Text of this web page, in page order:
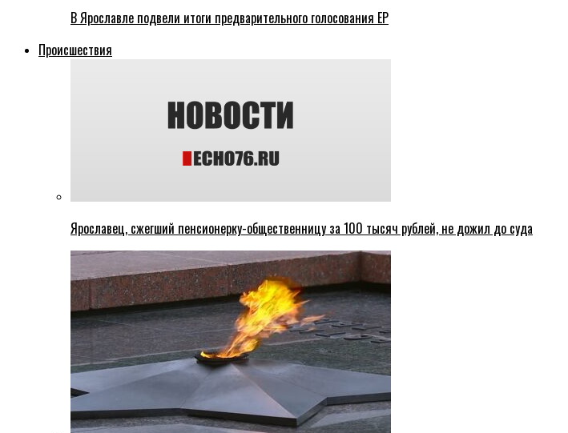
В Ярославле подвели итоги предварительного голосования ЕР
Происшествия
Ярославец, сжегший пенсионерку-общественницу за 100 тысяч рублей, не дожил до суда